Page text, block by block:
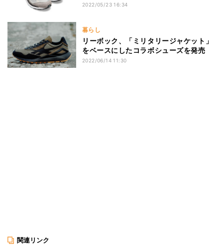
2022/05/23 16:34
暮らし
リーボック、「ミリタリージャケット」
をベースにしたコラボシューズを発売
2022/06/14 11:30
関連リンク